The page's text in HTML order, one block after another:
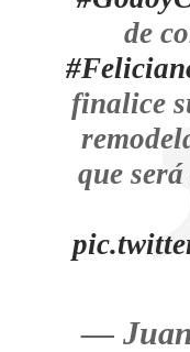
de
finalice
que
— Juan